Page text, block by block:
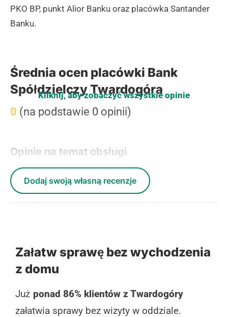
PKO BP, punkt Alior Banku oraz placówka Santander
Banku.
Średnia ocen placówki Bank
Spółdzielczy Twardogóra
0 (na podstawie 0 opinii)
Opinie na temat obsługi
Kliknij, aby zobaczyć wszystkie opinie
Dodaj swoją własną recenzje
Załatw sprawę bez wychodzenia
z domu
Już ponad 86% klientów z Twardogóry
załatwia sprawy bez wizyty w oddziale.